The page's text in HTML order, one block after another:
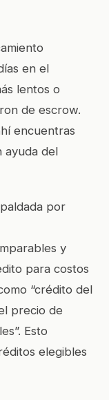
en el
lentos o
de escrow.
encuentras
ayuda del
por
y
para costos
“crédito del
precio de
Esto
elegibles